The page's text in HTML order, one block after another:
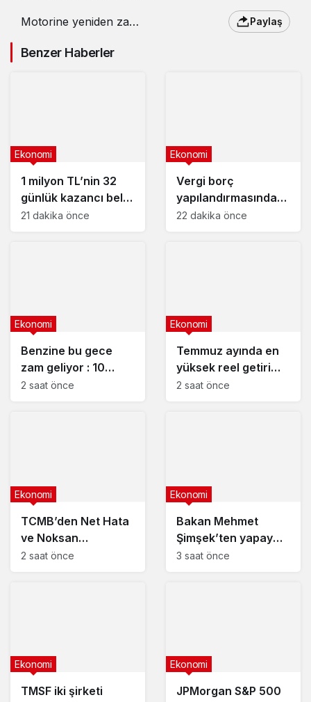
Motorine yeniden zam
2026 güncel akaryakıt
Paylaş
Benzer Haberler
1 milyon TL’nin 32
günlük kazancı belli
oldu : En yüksek
Ekonomi
21 dakika önce
Vergi borç
yapılandırmasında
son gün yaklaşıyor
Ekonomi
22 dakika önce
Benzine bu gece
zam geliyor : 10
Ağustos 2026
Ekonomi
2 saat önce
Temmuz ayında en
yüksek reel getiri
mevduatta
Ekonomi
2 saat önce
TCMB’den Net Hata
ve Noksan
açıklaması
Ekonomi
2 saat önce
Bakan Mehmet
Şimşek’ten yapay
zeka duyurusu
Ekonomi
3 saat önce
TMSF iki şirketi
Ekonomi
JPMorgan S&P 500
Ekonomi